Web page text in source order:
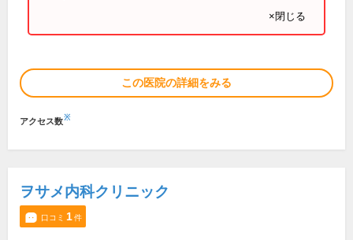
×閉じる
この医院の詳細をみる
アクセス数※
ヲサメ内科クリニック
口コミ 1件